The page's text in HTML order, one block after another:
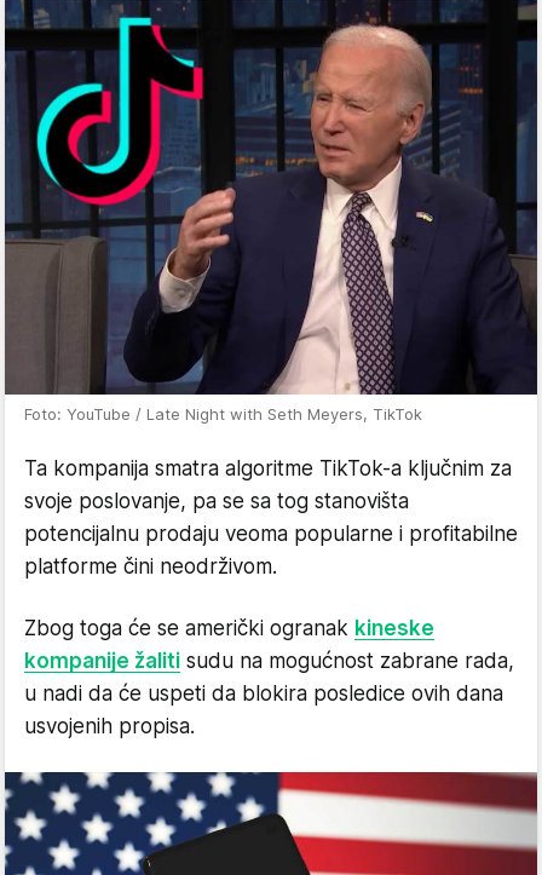
Foto: YouTube / Late Night with Seth Meyers, TikTok
Ta kompanija smatra algoritme TikTok-a ključnim za
svoje poslovanje, pa se sa tog stanovišta
potencijalnu prodaju veoma popularne i profitabilne
platforme čini neodrživom.
Zbog toga će se američki ogranak kineske
kompanije žaliti sudu na mogućnost zabrane rada,
u nadi da će uspeti da blokira posledice ovih dana
usvojenih propisa.